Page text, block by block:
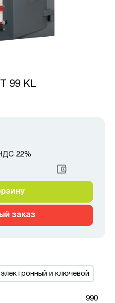
99 KL
22%
заказ
и ключевой
990